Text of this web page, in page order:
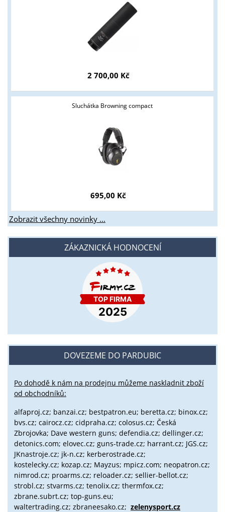
2 700,00 Kč
Sluchátka Browning compact
695,00 Kč
Zobrazit všechny novinky ...
ZÁKAZNICKÁ HODNOCENÍ
DOVEZEME DO PARDUBIC
Po dohodě k nám na prodejnu můžeme naskladnit zboží
od obchodníků:
alfaproj.cz; banzai.cz; bestpatron.eu; beretta.cz; binox.cz;
bvs.cz; cairocz.cz; cidpraha.cz; colosus.cz; Česká
Zbrojovka; Dave western guns; defendia.cz; dellinger.cz;
detonics.com; elovec.cz; guns-trade.cz; harrant.cz; JGS.cz;
JKnastroje.cz; jk-n.cz; kerberostrade.cz;
kostelecky.cz; kozap.cz; Mayzus; mpicz.com; neopatron.cz;
nimrod.cz; proarms.cz; reloader.cz; sellier-bellot.cz;
strobl.cz; stvarms.cz; tenolix.cz; thermfox.cz;
zbrane.subrt.cz; top-guns.eu;
waltertrading.cz; zbraneesako.cz; zelenysport.cz
Tyto stránky jsou určeny pouze odborné veřejnosti od 18 let a
podnikatelům v oblasti zbraně a střelivo. Splňujete tyto
podmínky?
ANO NE